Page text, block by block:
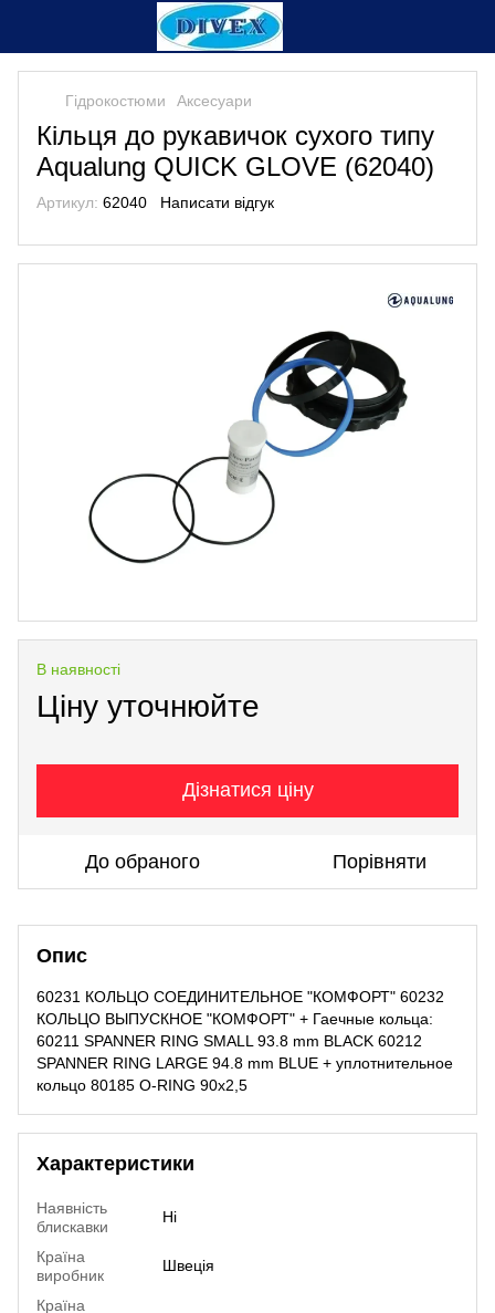
Гідрокостюми Аксесуари
Кільця до рукавичок сухого типу
Aqualung QUICK GLOVE (62040)
Артикул: 62040 Написати відгук
В наявності
Ціну уточнюйте
Дізнатися ціну
До обраного Порівняти
Опис
60231 КОЛЬЦО СОЕДИНИТЕЛЬНОЕ "КОМФОРТ" 60232
КОЛЬЦО ВЫПУСКНОЕ "КОМФОРТ" + Гаечные кольца:
60211 SPANNER RING SMALL 93.8 mm BLACK 60212
SPANNER RING LARGE 94.8 mm BLUE + уплотнительное
кольцо 80185 O-RING 90x2,5
Характеристики
Наявність
блискавки
Ні
Країна
виробник
Швеція
Країна